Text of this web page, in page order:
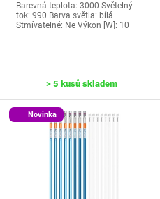
Barevná teplota: 3000 Světelný
tok: 990 Barva světla: bílá
Stmívatelné: Ne Výkon [W]: 10
> 5 kusů skladem
Novinka